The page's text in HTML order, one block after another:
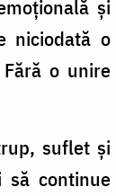
şi
niciodată o
o unire
suflet şi
continue